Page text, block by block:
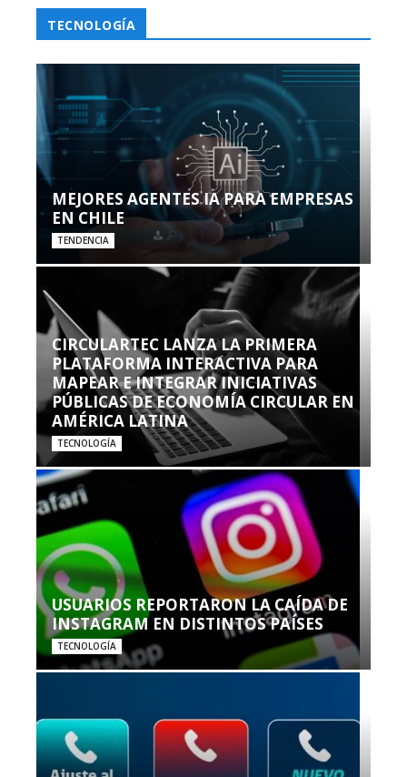
TECNOLOGÍA
MEJORES AGENTES IA PARA EMPRESAS
EN CHILE
TENDENCIA
CIRCULARTEC LANZA LA PRIMERA
PLATAFORMA INTERACTIVA PARA
MAPEAR E INTEGRAR INICIATIVAS
PÚBLICAS DE ECONOMÍA CIRCULAR EN
AMÉRICA LATINA
TECNOLOGÍA
USUARIOS REPORTARON LA CAÍDA DE
INSTAGRAM EN DISTINTOS PAÍSES
TECNOLOGÍA